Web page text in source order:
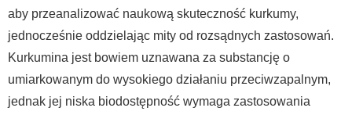
aby przeanalizować naukową skuteczność kurkumy,
jednocześnie oddzielając mity od rozsądnych zastosowań.
Kurkumina jest bowiem uznawana za substancję o
umiarkowanym do wysokiego działaniu przeciwzapalnym,
jednak jej niska biodostępność wymaga zastosowania